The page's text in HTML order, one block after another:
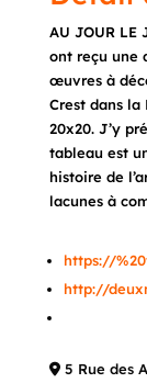
AU JOUR LE
ont reçu une
œuvres à
Crest dans
20x20. J’y
tableau est
histoire de
lacunes à
https://
http://
5 Rue des